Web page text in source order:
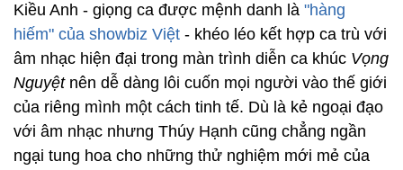
Kiều Anh - giọng ca được mệnh danh là "hàng
hiếm" của showbiz Việt - khéo léo kết hợp ca trù với
âm nhạc hiện đại trong màn trình diễn ca khúc Vọng
Nguyệtnên dễ dàng lôi cuốn mọi người vào thế giới
của riêng mình một cách tinh tế. Dù là kẻ ngoại đạo
với âm nhạc nhưng Thúy Hạnh cũng chẳng ngần
ngại tung hoa cho những thử nghiệm mới mẻ của